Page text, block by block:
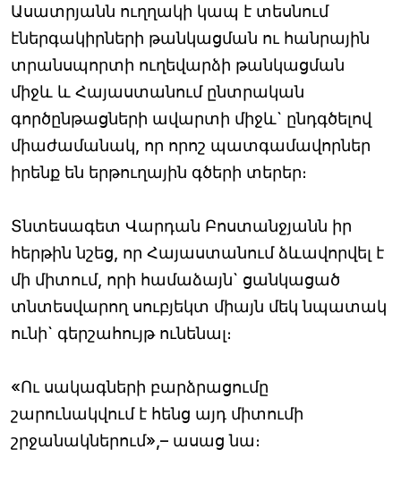
Ասատրյանն ուղղակի կապ է տեսնում
էներգակիրների թանկացման ու հանրային
տրանսպորտի ուղեվարձի թանկացման
միջև և Հայաստանում ընտրական
գործընթացների ավարտի միջև` ընդգծելով
միաժամանակ, որ որոշ պատգամավորներ
իրենք են երթուղային գծերի տերեր։
Տնտեսագետ Վարդան Բոստանջյանն իր
հերթին նշեց, որ Հայաստանում ձևավորվել է
մի միտում, որի համաձայն` ցանկացած
տնտեսվարող սուբյեկտ միայն մեկ նպատակ
ունի` գերշահույթ ունենալ։
«Ու սակագների բարձրացումը
շարունակվում է հենց այդ միտումի
շրջանակներում»,– ասաց նա։